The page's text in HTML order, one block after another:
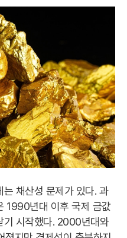
채산성 문제가 있다. 과
1990년대 이후 국제 금값
기 시작했다. 2000년대와